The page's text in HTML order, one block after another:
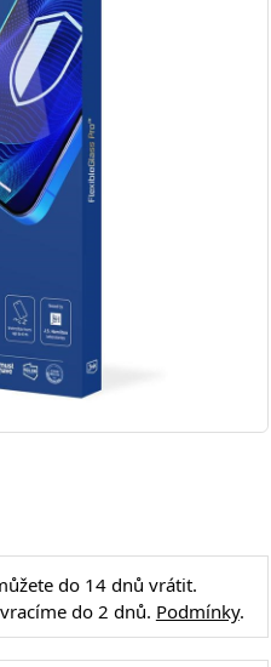
do 14 dnů vrátit.
do 2 dnů. Podmínky.